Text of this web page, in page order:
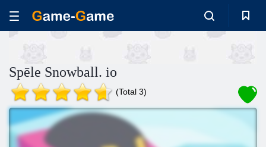
Spēle Snowball. io
(Total 3)